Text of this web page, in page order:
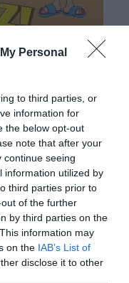
Personal
to third parties, or
information for
the below opt-out
note that after your
continue seeing
information utilized by
third parties prior to
of the further
by third parties on the
information may
on the IAB’s List of
disclose it to other